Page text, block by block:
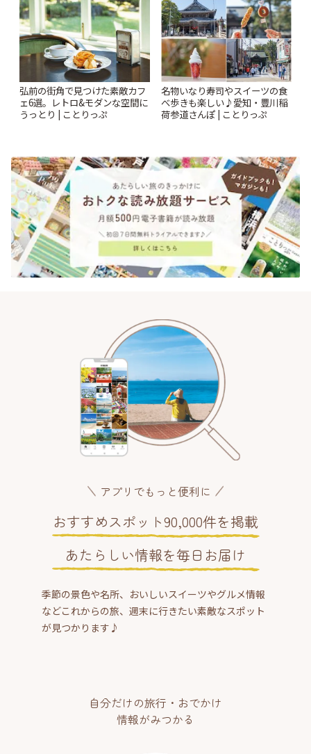
弘前の街角で見つけた素敵カフ
ェ6選。レトロ&モダンな空間に
うっとり | ことりっぷ
名物いなり寿司やスイーツの食
べ歩きも楽しい♪愛知・豊川稲
荷参道さんぽ | ことりっぷ
アプリでもっと便利に
おすすめスポット90,000件を掲載
あたらしい情報を毎日お届け
季節の景色や名所、おいしいスイーツやグルメ情報
などこれからの旅、週末に行きたい素敵なスポット
が見つかります♪
自分だけの旅行・おでかけ
情報がみつかる